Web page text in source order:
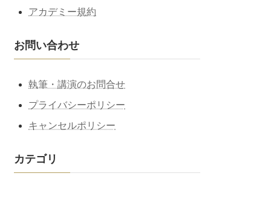
アカデミー規約
お問い合わせ
執筆・講演のお問合せ
プライバシーポリシー
キャンセルポリシー
カテゴリ